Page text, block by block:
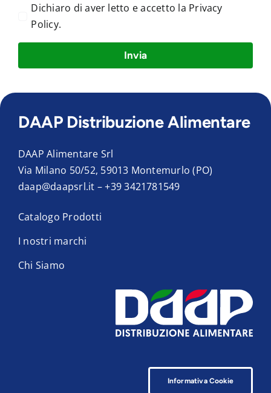
Dichiaro di aver letto e accetto la Privacy
Policy.
Invia
DAAP Distribuzione Alimentare
DAAP Alimentare Srl
Via Milano 50/52, 59013 Montemurlo (PO)
daap@daapsrl.it –+39 3421781549
Catalogo Prodotti
I nostri marchi
Chi Siamo
Informativa Cookie